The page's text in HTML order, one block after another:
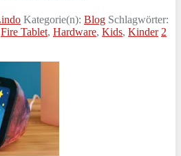
Kategorie(n): Blog Schlagwörter:
Fire Tablet, Hardware, Kids, Kinder 2